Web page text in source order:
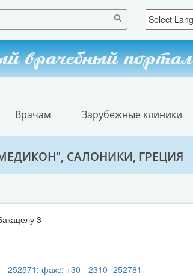
врачебный портал
Врачам Зарубежные клиники
САЛОНИКИ, ГРЕЦИЯ
3
252571; факс: +30 - 2310 -252781